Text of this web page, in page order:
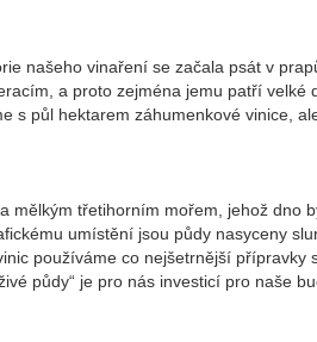
našeho vinaření se začala psát v
a proto zejména jemu patří velké
s půl hektarem záhumenkové vinice,
mělkým třetihorním mořem, jehož dno
umístění jsou půdy nasyceny
používáme co nejšetrnější
půdy“ je pro nás investicí pro naše